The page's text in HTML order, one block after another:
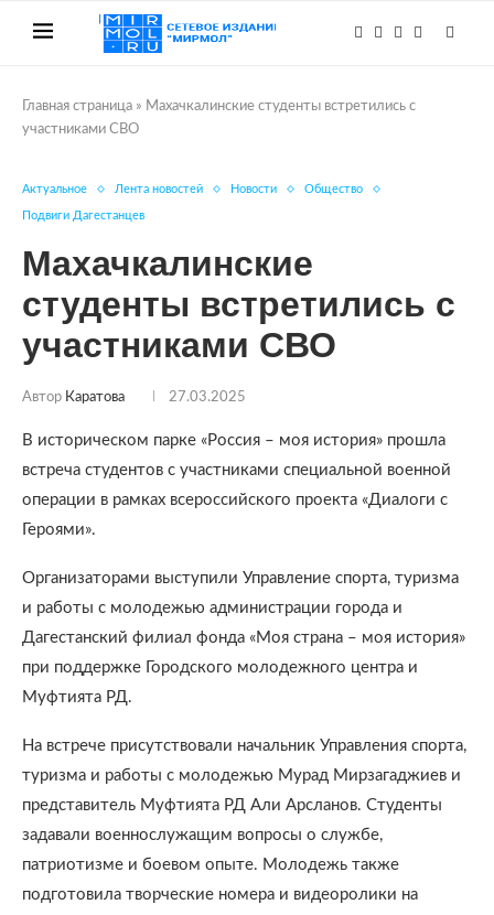
Главная страница » Махачкалинские студенты встретились с
участниками СВО
Актуальное Лента новостей Новости Общество
Подвиги Дагестанцев
Махачкалинские
студенты встретились с
участниками СВО
Автор Каратова 27.03.2025
В историческом парке «Россия – моя история» прошла
встреча студентов с участниками специальной военной
операции в рамках всероссийского проекта «Диалоги с
Героями».
Организаторами выступили Управление спорта, туризма
и работы с молодежью администрации города и
Дагестанский филиал фонда «Моя страна – моя история»
при поддержке Городского молодежного центра и
Муфтията РД.
На встрече присутствовали начальник Управления спорта,
туризма и работы с молодежью Мурад Мирзагаджиев и
представитель Муфтията РД Али Арсланов. Студенты
задавали военнослужащим вопросы о службе,
патриотизме и боевом опыте. Молодежь также
подготовила творческие номера и видеоролики на